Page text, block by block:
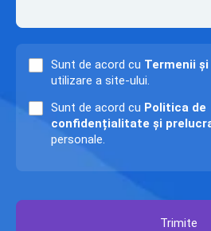
Sunt de acord cu Termenii
utilizare a site-ului.
Sunt de acord cu Politica de
confidențialitate și
personale.
Trimite